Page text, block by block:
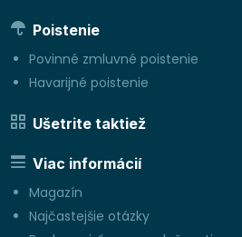
Poistenie
Povinné zmluvné poistenie
Havarijné poistenie
Ušetrite taktiež
Viac informácií
Magazín
Najčastejšie otázky